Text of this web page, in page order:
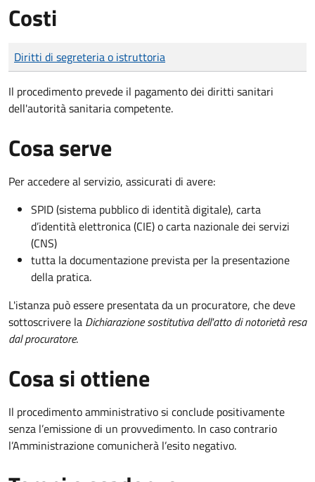
Costi
Tipo di pagamento
Importo
Diritti di segreteria o istruttoria
Il procedimento prevede il pagamento dei diritti sanitari
dell'autorità sanitaria competente.
Cosa serve
Per accedere al servizio, assicurati di avere:
SPID (sistema pubblico di identità digitale), carta
d’identità elettronica (CIE) o carta nazionale dei servizi
(CNS)
tutta la documentazione prevista per la presentazione
della pratica.
L'istanza può essere presentata da un procuratore, che deve
sottoscrivere la Dichiarazione sostitutiva dell'atto di notorietà resa
dal procuratore.
Cosa si ottiene
Il procedimento amministrativo si conclude positivamente
senza l’emissione di un provvedimento. In caso contrario
l’Amministrazione comunicherà l’esito negativo.